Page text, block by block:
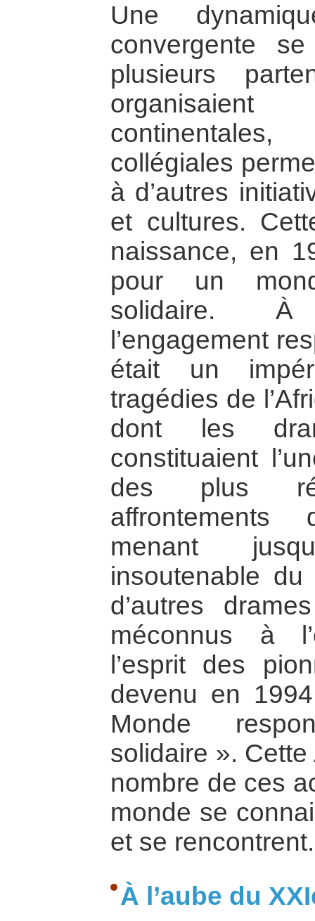
Une
convergente
plusieurs
collégiales
à d’autres
et cultures.
naissance, en
pour un
solidaire.
l’engagement
était un
tragédies de
dont les
constituaient
des plus
menant
insoutenable
d’autres
méconnus à
l’esprit des
devenu en
Monde
solidaire ».
nombre de ces
monde se
et se rencontrent.
À l’aube du